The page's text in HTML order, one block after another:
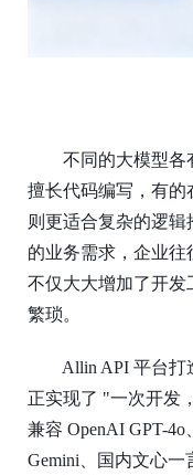
不同的大模型各
擅长代码编写，有的
则更适合复杂的逻
的业务需求，企业
不仅大大增加了开发
繁琐。
Allin API 平台打
正实现了 "一次开发
兼容 OpenAI GPT-4o
Gemini、国内文心